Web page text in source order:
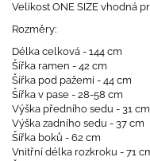
Velikost ONE SIZE vhodná
Rozměry:
Délka celková - 144 cm
Šířka ramen - 42 cm
Šířka pod pažemi - 44 cm
Šířka v pase - 28-58 cm
Výška předního sedu - 31 cm
Výška zadního sedu - 37 cm
Šířka boků - 62 cm
Vnitřní délka rozkroku - 71